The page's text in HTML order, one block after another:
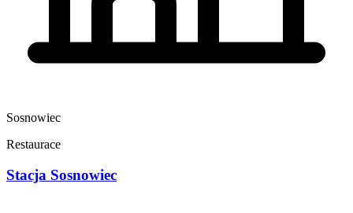
Sosnowiec
Restaurace
Stacja Sosnowiec